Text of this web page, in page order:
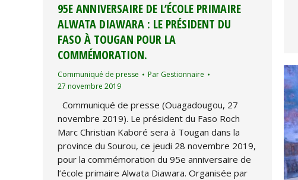
95E ANNIVERSAIRE DE L’ÉCOLE PRIMAIRE
ALWATA DIAWARA : LE PRÉSIDENT DU
FASO À TOUGAN POUR LA
COMMÉMORATION.
Communiqué de presse Par Gestionnaire
27 novembre 2019
Communiqué de presse (Ouagadougou, 27
novembre 2019). Le président du Faso Roch
Marc Christian Kaboré sera à Tougan dans la
province du Sourou, ce jeudi 28 novembre 2019,
pour la commémoration du 95e anniversaire de
l’école primaire Alwata Diawara. Organisée par